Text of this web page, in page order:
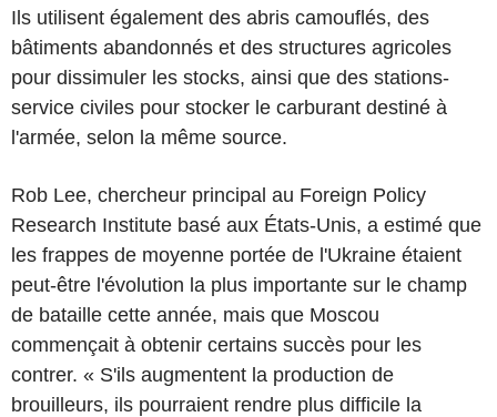
Ils utilisent également des abris camouflés, des
bâtiments abandonnés et des structures agricoles
pour dissimuler les stocks, ainsi que des stations-
service civiles pour stocker le carburant destiné à
l'armée, selon la même source.
Rob Lee, chercheur principal au Foreign Policy
Research Institute basé aux États-Unis, a estimé que
les frappes de moyenne portée de l'Ukraine étaient
peut-être l'évolution la plus importante sur le champ
de bataille cette année, mais que Moscou
commençait à obtenir certains succès pour les
contrer. « S'ils augmentent la production de
brouilleurs, ils pourraient rendre plus difficile la